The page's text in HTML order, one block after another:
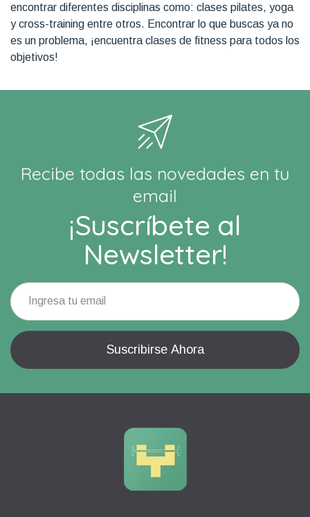
encontrar diferentes disciplinas como: clases pilates, yoga
y cross-training entre otros. Encontrar lo que buscas ya no
es un problema, ¡encuentra clases de fitness para todos los
objetivos!
Recibe todas las novedades en tu
email
¡Suscríbete al
Newsletter!